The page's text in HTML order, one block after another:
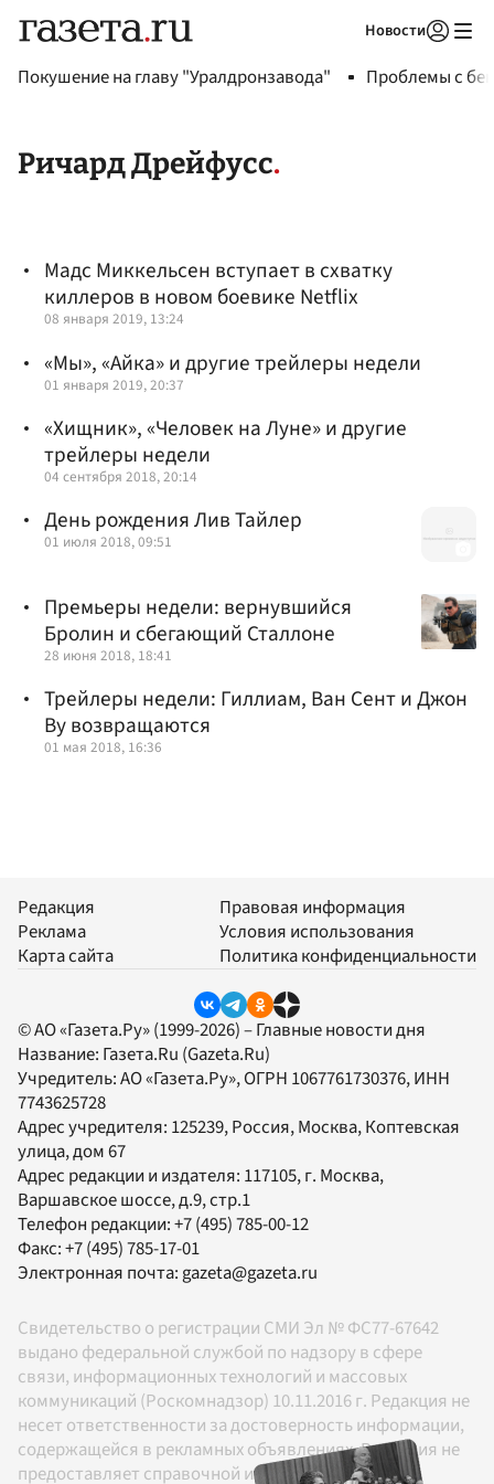
Новости
Покушение на главу "Уралдронзавода" Проблемы с
Ричард Дрейфусс
Мадс Миккельсен вступает в схватку
киллеров в новом боевике Netflix
08 января 2019, 13:24
«Мы», «Айка» и другие трейлеры недели
01 января 2019, 20:37
«Хищник», «Человек на Луне» и другие
трейлеры недели
04 сентября 2018, 20:14
День рождения Лив Тайлер
01 июля 2018, 09:51
Премьеры недели: вернувшийся
Бролин и сбегающий Сталлоне
28 июня 2018, 18:41
Трейлеры недели: Гиллиам, Ван Сент и Джон
Ву возвращаются
01 мая 2018, 16:36
Редакция
Реклама
Карта сайта
Правовая информация
Условия использования
Политика конфиденциальности
© АО «Газета.Ру» (1999-2026) – Главные новости дня
Название: Газета.Ru (Gazeta.Ru)
Учредитель:АО «Газета.Ру», ОГРН 1067761730376, ИНН
7743625728
Адрес учредителя: 125239, Россия, Москва, Коптевская
улица, дом 67
Адрес редакции и издателя: 117105, г. Москва,
Варшавское шоссе, д.9, стр.1
Телефон редакции:+7 (495) 785-00-12
Факс:+7 (495) 785-17-01
Электронная почта: gazeta@gazeta.ru
Свидетельство о регистрации СМИ Эл № ФС77-67642
выдано федеральной службой по надзору в сфере
связи, информационных технологий и массовых
коммуникаций (Роскомнадзор) 10.11.2016 г. Редакция не
несет ответственности за достоверность информации,
содержащейся в рекламных объявлениях. Редакция не
предоставляет справочной информации.